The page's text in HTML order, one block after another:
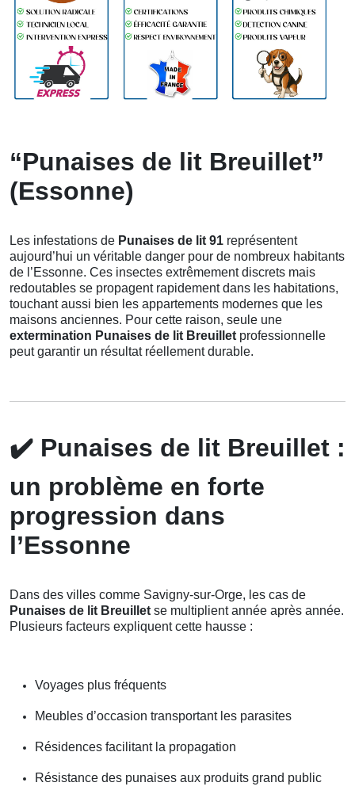
“Punaises de lit Breuillet”
(Essonne)
Les infestations de Punaises de lit 91 représentent
aujourd’hui un véritable danger pour de nombreux habitants
de l’Essonne. Ces insectes extrêmement discrets mais
redoutables se propagent rapidement dans les habitations,
touchant aussi bien les appartements modernes que les
maisons anciennes. Pour cette raison, seule une
extermination Punaises de lit Breuillet professionnelle
peut garantir un résultat réellement durable.
✔️ Punaises de lit Breuillet :
un problème en forte
progression dans
l’Essonne
Dans des villes comme Savigny-sur-Orge, les cas de
Punaises de lit Breuillet se multiplient année après année.
Plusieurs facteurs expliquent cette hausse :
Voyages plus fréquents
Meubles d’occasion transportant les parasites
Résidences facilitant la propagation
Résistance des punaises aux produits grand public